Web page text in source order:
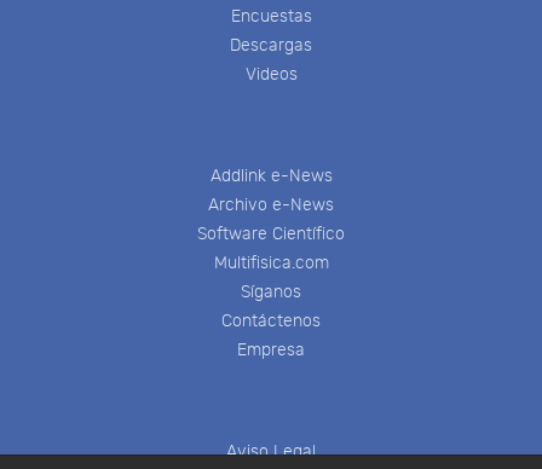
Encuestas
Descargas
Videos
Addlink e-News
Archivo e-News
Software Científico
Multifisica.com
Síganos
Contáctenos
Empresa
Aviso Legal